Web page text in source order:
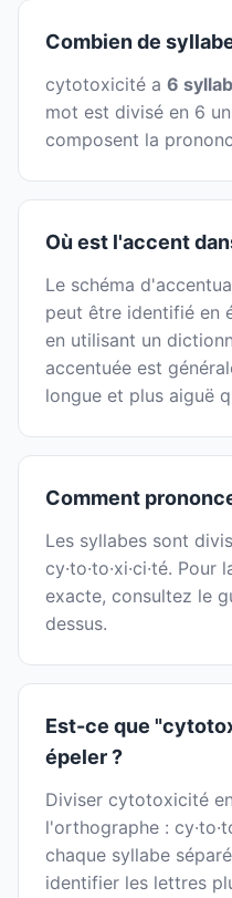
Combien de
cytotoxicité a 6
mot est divisé en 6
composent la
Où est l'accent
Le schéma
peut être identifié en
en utilisant un
accentuée est
longue et plus aiguë
Comment
Les syllabes sont
cy·to·to·xi·ci·té.
exacte, consultez le
dessus.
Est-ce que
épeler ?
Diviser cytotoxicité
l'orthographe :
chaque syllabe
identifier les lettres